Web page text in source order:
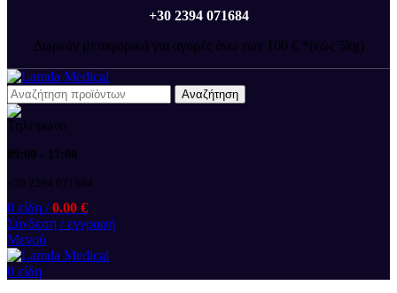
+30 2394 071684
Δωρεάν μεταφορικά για αγορές άνω των 100 € *(εώς 5kg)
Αναζήτηση
09:00 - 17:00
+30 2394 071684
0 είδη / 0.00 €
Σύνδεση / εγγραφή
Μενού
0 είδη